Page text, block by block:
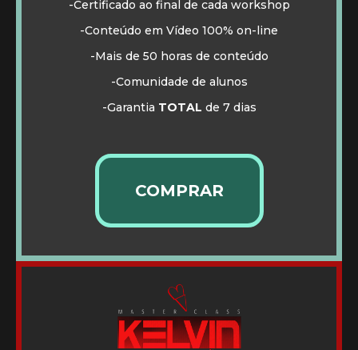
-Certificado ao final de cada workshop
-Conteúdo em Vídeo 100% on-line
-Mais de 50 horas de conteúdo
-Comunidade de alunos
-Garantia TOTAL de 7 dias
COMPRAR